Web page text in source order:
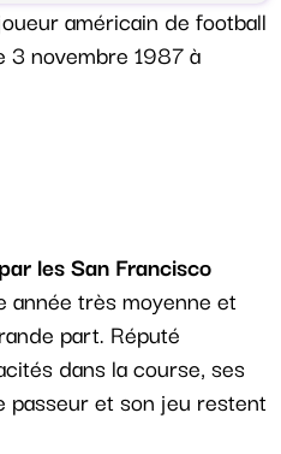
américain de football
3 novembre 1987 à
les San Francisco
année très moyenne et
part. Réputé
dans la course, ses
passeur et son jeu restent